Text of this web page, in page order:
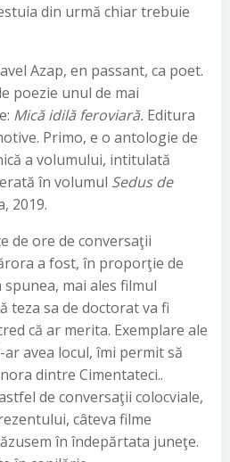
din urmă chiar trebuie
Azap, en passant, ca poet.
poezie unul de mai
Mică idilă feroviară. Editura
Primo, e o antologie de
a volumului, intitulată
în volumul Sedus de
2019.
de ore de conversaţii
a fost, în proporţie de
spunea, mai ales filmul
teza sa de doctorat va fi
că ar merita. Exemplare ale
avea locul, îmi permit să
dintre Cimentateci..
de conversaţii colocviale,
câteva filme
în îndepărtata juneţe.